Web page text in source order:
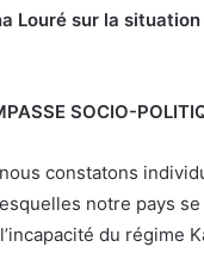
Louré sur la
SOCIO-
constatons
notre pays
du régime